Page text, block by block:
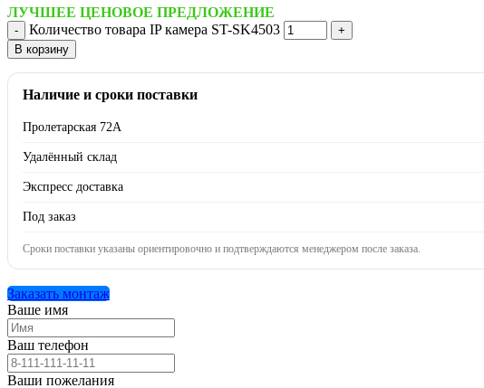
ЛУЧШЕЕ ЦЕНОВОЕ ПРЕДЛОЖЕНИЕ
Количество товара IP камера ST-SK4503
В корзину
Наличие и сроки поставки
Пролетарская 72А
Удалённый склад
Экспресс доставка
Под заказ
Сроки поставки указаны ориентировочно и подтверждаются менеджером после заказа.
Заказать монтаж
Ваше имя
Ваш телефон
Ваши пожелания